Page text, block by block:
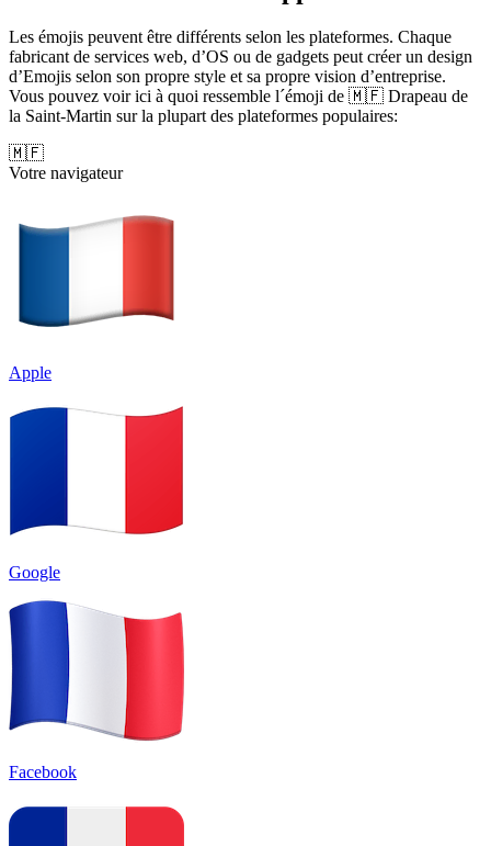
Les émojis peuvent être différents selon les plateformes. Chaque
fabricant de services web, d’OS ou de gadgets peut créer un design
d’Emojis selon son propre style et sa propre vision d’entreprise.
Vous pouvez voir ici à quoi ressemble l´émoji de 🇲🇫 Drapeau de
la Saint-Martin sur la plupart des plateformes populaires:
🇲🇫
Votre navigateur
Apple
Google
Facebook